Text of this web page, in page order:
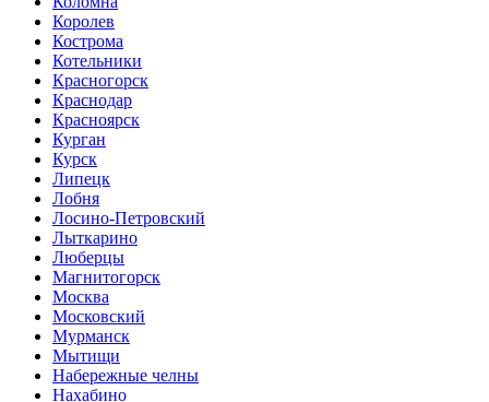
Королев
Кострома
Котельники
Красногорск
Краснодар
Красноярск
Курган
Курск
Липецк
Лобня
Лосино-Петровский
Лыткарино
Люберцы
Магнитогорск
Москва
Московский
Мурманск
Мытищи
Набережные челны
Нахабино